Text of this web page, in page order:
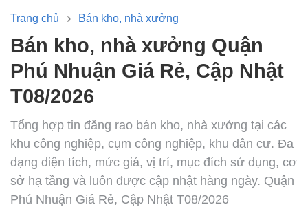
Trang chủ Bán kho, nhà xưởng
Bán kho, nhà xưởng Quận
Phú Nhuận Giá Rẻ, Cập Nhật
T08/2026
Tổng hợp tin đăng rao bán kho, nhà xưởng tại các
khu công nghiệp, cụm công nghiệp, khu dân cư. Đa
dạng diện tích, mức giá, vị trí, mục đích sử dụng, cơ
sở hạ tầng và luôn được cập nhật hàng ngày. Quận
Phú Nhuận Giá Rẻ, Cập Nhật T08/2026